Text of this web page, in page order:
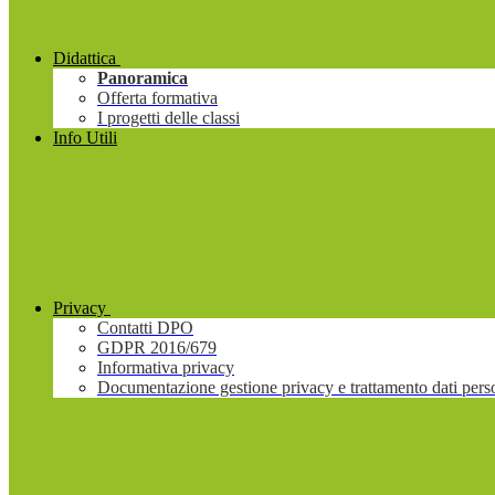
Didattica
Panoramica
Offerta formativa
I progetti delle classi
Info Utili
Privacy
Contatti DPO
GDPR 2016/679
Informativa privacy
Documentazione gestione privacy e trattamento dati